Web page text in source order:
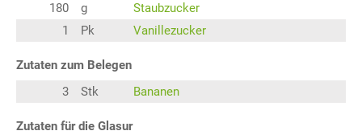
180
g
Staubzucker
1
Pk Vanillezucker
Zutaten zum Belegen
3
Stk Bananen
Zutaten für die Glasur